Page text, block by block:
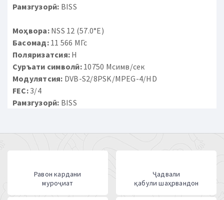
Рамзгузорӣ: BISS
Моҳвора:NSS 12 (57.0°E)
Басомад:11 566 МГс
Поляризатсия: H
Суръати символӣ:10750 Мсимв/сек
Модулятсия: DVB-S2/8PSK/MPEG-4/HD
FEC:3/4
Рамзгузорӣ: BISS
Равон кардани
муроҷиат
Ҷадвали
қабули шаҳрвандон